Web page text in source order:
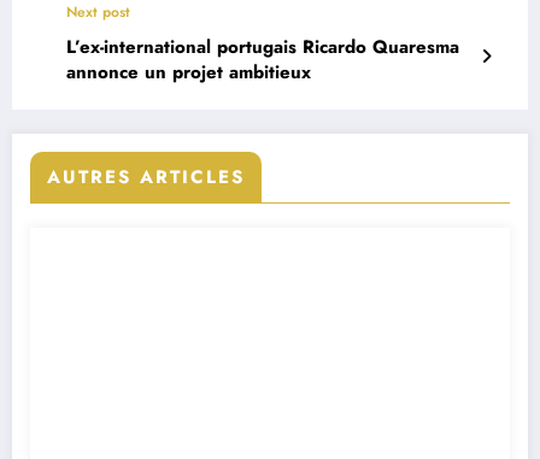
Next post
L’ex-international portugais Ricardo Quaresma
annonce un projet ambitieux
AUTRES ARTICLES